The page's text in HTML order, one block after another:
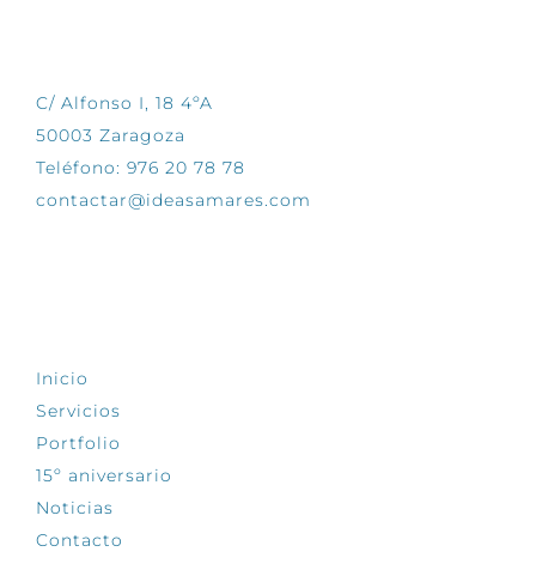
C/ Alfonso I, 18 4ºA
50003 Zaragoza
Teléfono: 976 20 78 78
contactar@ideasamares.com
Inicio
Servicios
Portfolio
15º aniversario
Noticias
Contacto